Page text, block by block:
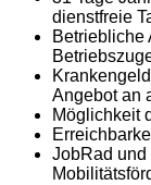
dienstfreie
Betriebliche
Angebot an
Möglichkeit
JobRad und